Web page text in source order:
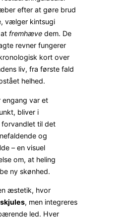
efter at gøre brud
vælger kintsugi
fremhæve dem. De
revner fungerer
kort over
liv, fra første fald
helhed.
engang var et
bliver i
forvandlet til det
og
– en visuel
om, at heling
ny skønhed.
æstetik, hvor
, men integreres
led. Hver